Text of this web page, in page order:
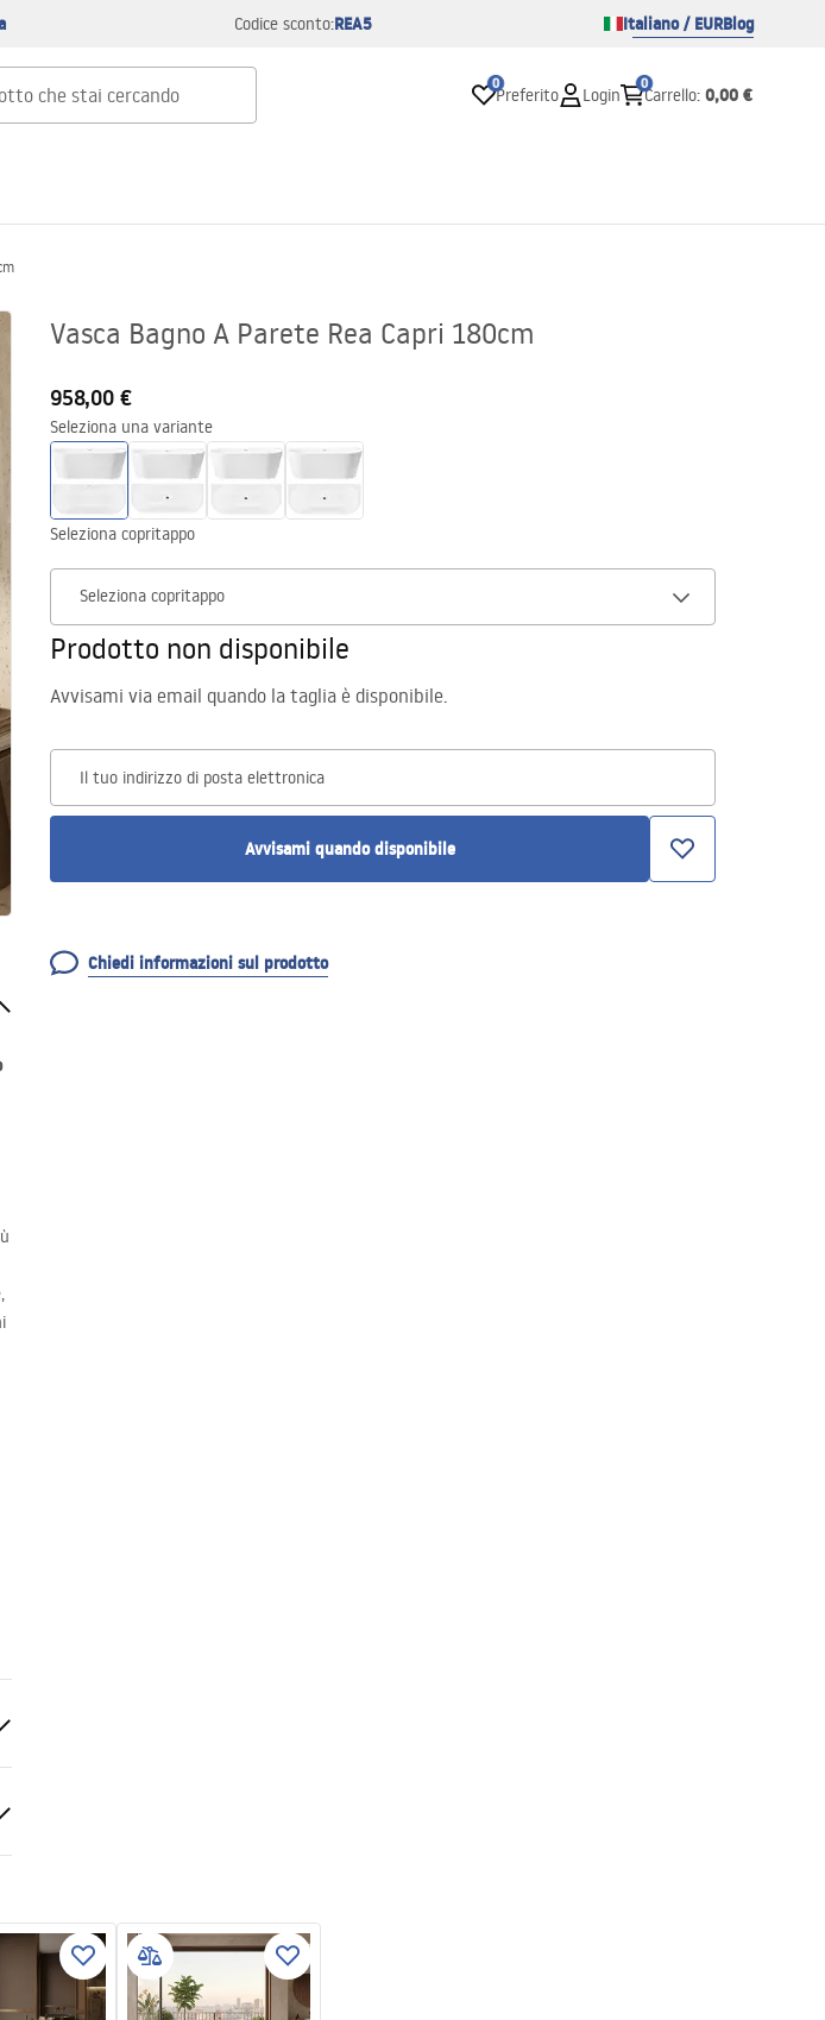
Codice sconto:REA5 Italiano / EURBlog
0
Preferito Login
0
Carrello: 0,00 €
Vasca Bagno A Parete Rea Capri 180cm
958,00 €
Seleziona una variante
Seleziona copritappo
Seleziona copritappo
Prodotto non disponibile
Avvisami via email quando la taglia è disponibile.
Il tuo indirizzo di posta elettronica
Avvisami quando disponibile
Chiedi informazioni sul prodotto